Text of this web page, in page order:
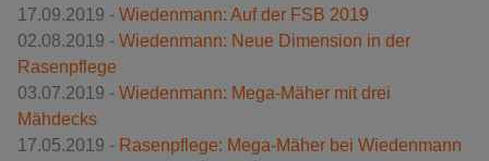
17.09.2019 - Wiedenmann: Auf der FSB 2019
02.08.2019 - Wiedenmann: Neue Dimension in der
Rasenpflege
03.07.2019 - Wiedenmann: Mega-Mäher mit drei
Mähdecks
17.05.2019 - Rasenpflege: Mega-Mäher bei Wiedenmann